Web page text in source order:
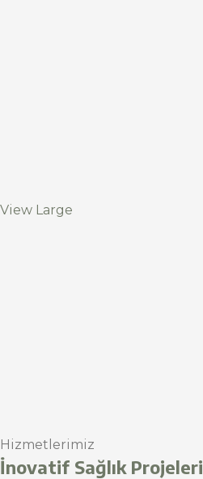
View Large
Hizmetlerimiz
İnovatif Sağlık Projeleri